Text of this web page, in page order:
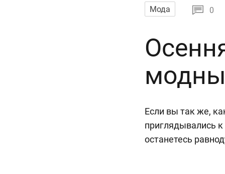
Мода 0
Если вы так же,
приглядывались
останетесь